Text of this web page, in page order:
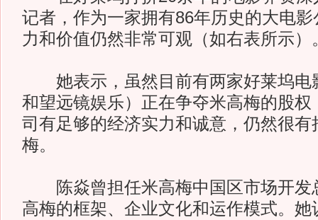
记者，作为一家拥有86年历史的大电
力和价值仍然非常可观（如右表所示）
她表示，虽然目前有两家好莱坞电
和望远镜娱乐）正在争夺米高梅的股权
司有足够的经济实力和诚意，仍然很有
梅。
陈焱曾担任米高梅中国区市场开发
高梅的框架、企业文化和运作模式。她